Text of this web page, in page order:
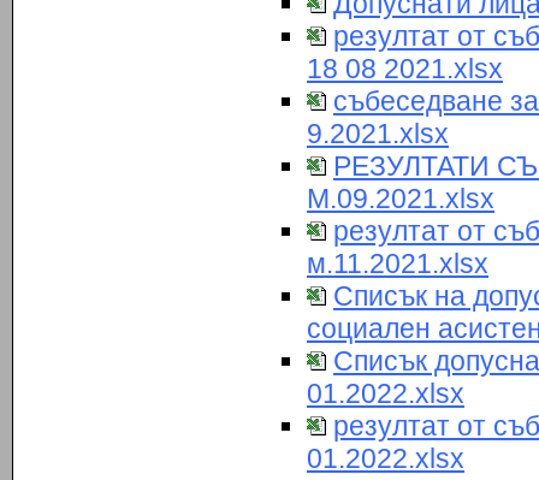
резултат от
18 08 2021.xlsx
събеседване
9.2021.xlsx
РЕЗУЛТАТИ
М.09.2021.xlsx
резултат от
м.11.2021.xlsx
Списък на
социален
Списък
01.2022.xlsx
резултат от
01.2022.xlsx